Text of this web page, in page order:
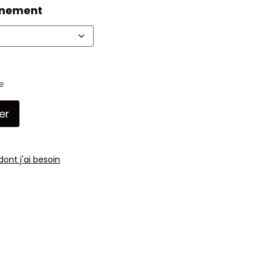
j'ai besoin